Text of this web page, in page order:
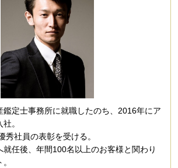
鑑定士事務所に就職したのち、2016年にア
。
秀社員の表彰を受ける。
就任後、年間100名以上のお客様と関わり